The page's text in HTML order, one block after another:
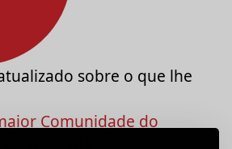
sobre o que lhe
Comunidade do